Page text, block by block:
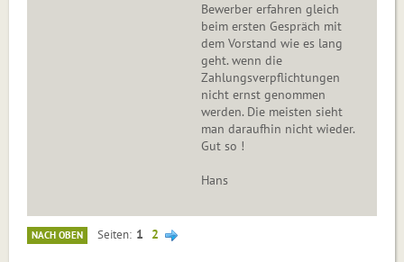
Bewerber erfahren gleich
beim ersten Gespräch mit
dem Vorstand wie es lang
geht. wenn die
Zahlungsverpflichtungen
nicht ernst genommen
werden. Die meisten sieht
man daraufhin nicht wieder.
Gut so !
Hans
NACH OBEN Seiten 1 2